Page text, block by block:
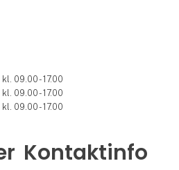
kl. 09.00 - 17.00
kl. 09.00 - 17.00
kl. 09.00 - 17.00
Kontaktinfo